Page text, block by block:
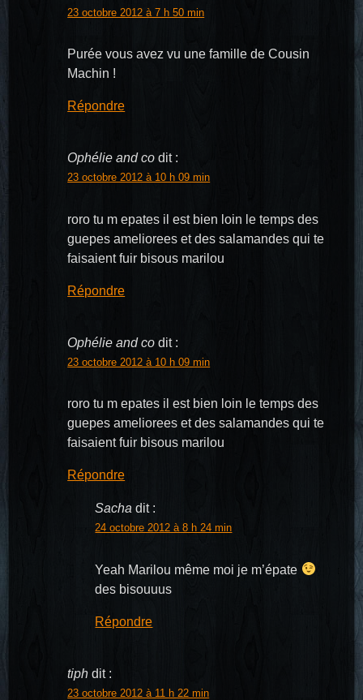
23 octobre 2012 à 7 h 50 min
Purée vous avez vu une famille de Cousin
Machin !
Répondre
Ophélie and co dit :
23 octobre 2012 à 10 h 09 min
roro tu m epates il est bien loin le temps des
guepes ameliorees et des salamandes qui te
faisaient fuir bisous marilou
Répondre
Ophélie and co dit :
23 octobre 2012 à 10 h 09 min
roro tu m epates il est bien loin le temps des
guepes ameliorees et des salamandes qui te
faisaient fuir bisous marilou
Répondre
Sacha dit :
24 octobre 2012 à 8 h 24 min
Yeah Marilou même moi je m’épate
des bisouuus
Répondre
tiph dit :
23 octobre 2012 à 11 h 22 min